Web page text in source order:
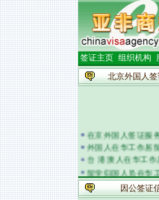
签证主页 组织机构
北京外国人
在京外国人签证服务
外国人在华工作居
台 港 澳人在华工作
留学归国人员在华
外籍人员体检
外国人在华开车
因公签证